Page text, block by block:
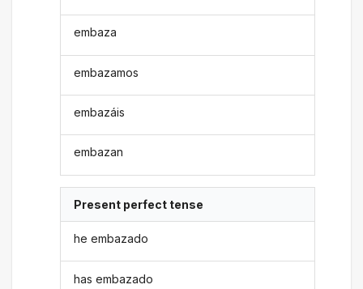
embaza
embazamos
embazáis
embazan
Present perfect tense
he embazado
has embazado